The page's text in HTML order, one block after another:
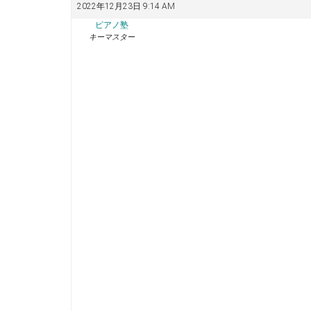
2022年12月23日 9:14 AM
ピアノ塾
キーマスター